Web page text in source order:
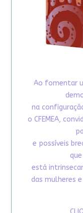
Ao fomentar
na
o CFEMEA,
e possíveis
está
das mulheres